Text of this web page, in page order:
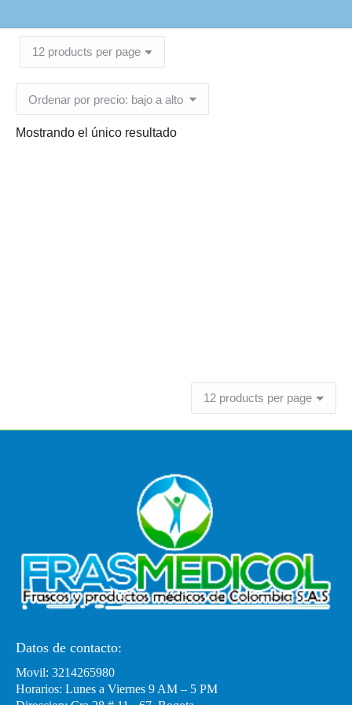
Mostrando el único resultado
Datos de contacto:
Movil: 3214265980
Horarios: Lunes a Viernes 9 AM – 5 PM